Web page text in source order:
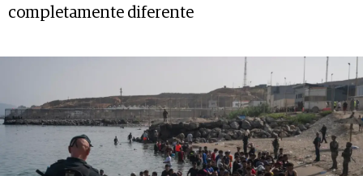
completamente diferente